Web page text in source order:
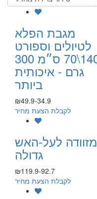
מגבת הפלא
לטיולים וספורט
140\70 ס״מ 300
גרם - איכותית
ביותר
₪49.9-34.9
לקבלת הצעת מחיר
מזוודה לעל-האש
גדולה
₪119.9-92.7
לקבלת הצעת מחיר